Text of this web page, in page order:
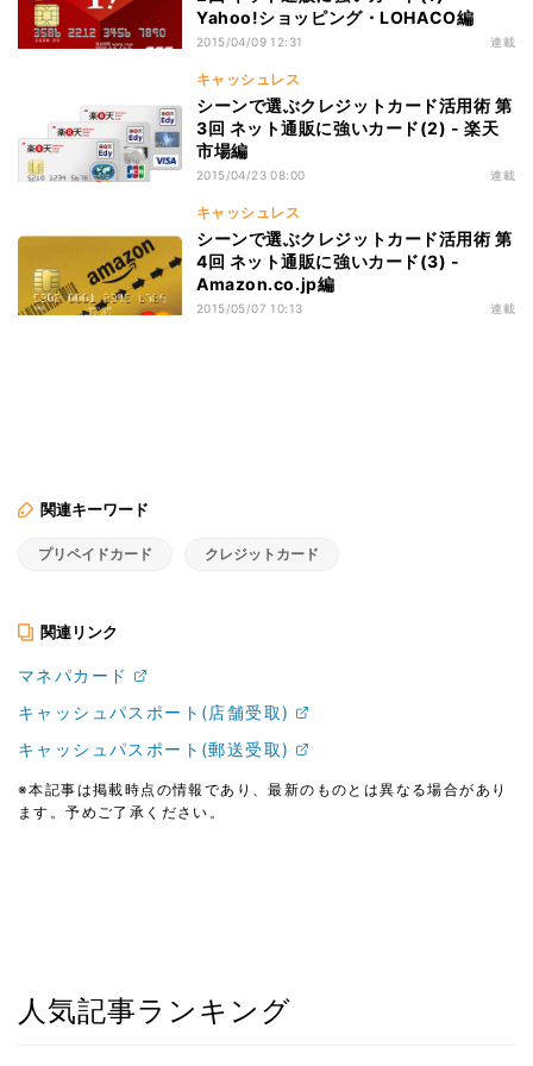
Yahoo!ショッピング・LOHACO編
2015/04/09 12:31 連載
キャッシュレス
シーンで選ぶクレジットカード活用術 第
3回 ネット通販に強いカード(2) - 楽天
市場編
2015/04/23 08:00 連載
キャッシュレス
シーンで選ぶクレジットカード活用術 第
4回 ネット通販に強いカード(3) -
Amazon.co.jp編
2015/05/07 10:13 連載
関連キーワード
プリペイドカード クレジットカード
関連リンク
マネパカード
キャッシュパスポート(店舗受取)
キャッシュパスポート(郵送受取)
※本記事は掲載時点の情報であり、最新のものとは異なる場合があり
ます。予めご了承ください。
人気記事ランキング